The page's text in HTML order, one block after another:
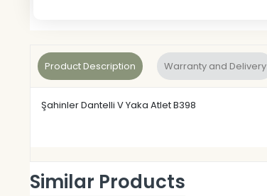
Product Description Warranty and Delivery
Şahinler Dantelli V Yaka Atlet B398
Similar Products